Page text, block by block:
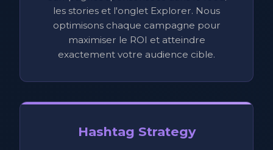
les stories et l'onglet Explorer. Nous
optimisons chaque campagne pour
maximiser le ROI et atteindre
exactement votre audience cible.
Hashtag Strategy